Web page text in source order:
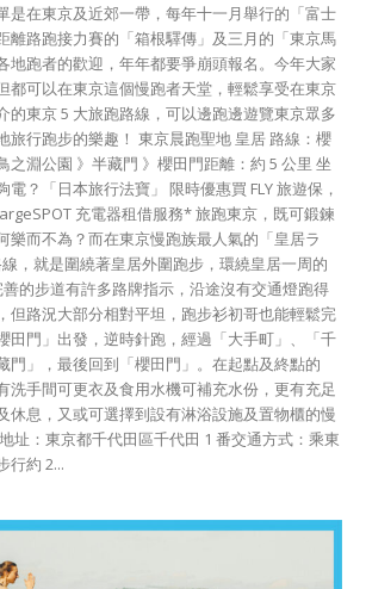
是在東京及近郊一帶，每年十一月舉行的「富士
離路跑接力賽的「箱根驛傳」及三月的「東京馬
地跑者的歡迎，年年都要爭崩頭報名。今年大家
都可以在東京這個慢跑者天堂，輕鬆享受在東京
的東京 5 大旅跑路線，可以邊跑邊遊覽東京眾多
旅行跑步的樂趣！ 東京晨跑聖地 皇居 路線：櫻
之淵公園 》半藏門 》櫻田門距離：約 5 公里 坐
？「日本旅行法寶」 限時優惠買 FLY 旅遊保，
充電器租借服務* 旅跑東京，既可鍛鍊
樂而不為？而在東京慢跑族最人氣的「皇居ラ
，就是圍繞著皇居外圍跑步，環繞皇居一周的
的步道有許多路牌指示，沿途沒有交通燈跑得
但路況大部分相對平坦，跑步衫初哥也能輕鬆完
田門」出發，逆時針跑，經過「大手町」、「千
門」，最後回到「櫻田門」。在起點及終點的
洗手間可更衣及食用水機可補充水份，更有充足
休息，又或可選擇到設有淋浴設施及置物櫃的慢
址：東京都千代田區千代田 1 番交通方式：乘東
行約 2...